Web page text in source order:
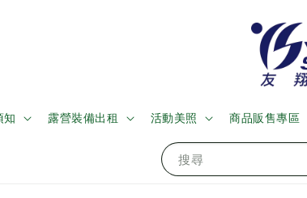
搜尋
知 露營裝備出租 活動美照 商品販售專區